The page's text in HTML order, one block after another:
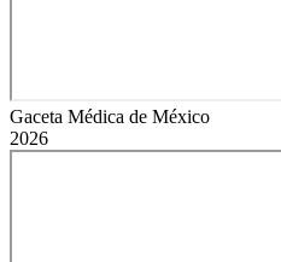
Gaceta Médica de México
2026